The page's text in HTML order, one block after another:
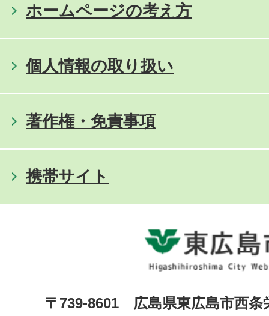
ホームページの考え方
個人情報の取り扱い
著作権・免責事項
携帯サイト
〒739-8601 広島県東広島市西